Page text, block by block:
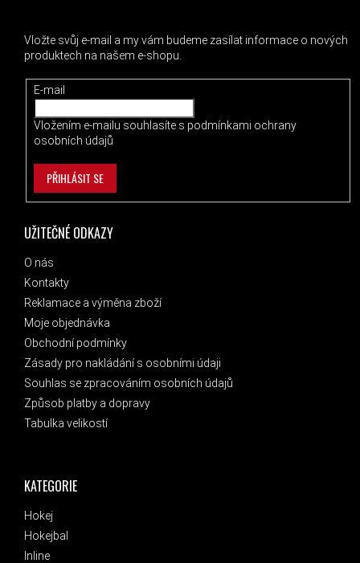
KATEGORIE
Hokej
Hokejbal
Inline
UŽITEČNÉ ODKAZY
O nás
Kontakty
Reklamace a výměna zboží
Moje objednávka
Obchodní podmínky
Zásady pro nakládání s osobními údaji
Souhlas se zpracováním osobních údajů
Způsob platby a dopravy
Tabulka velikostí
Vložte svůj e-mail a my vám budeme zasílat informace o nových
produktech na našem e-shopu.
E-mail
Vložením e-mailu souhlasíte s podmínkami ochrany
osobních údajů
PŘIHLÁSIT SE